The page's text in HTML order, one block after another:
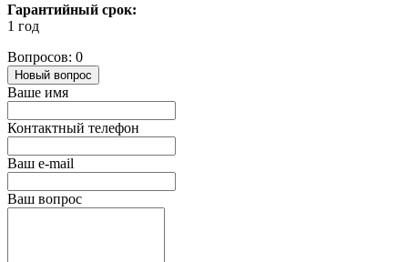
Гарантийный срок:
1 год
Вопросов: 0
Новый вопрос
Ваше имя
Контактный телефон
Ваш e-mail
Ваш вопрос